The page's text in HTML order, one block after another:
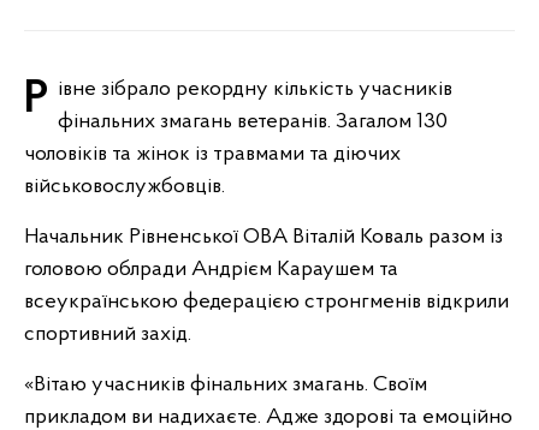
Рівне зібрало рекордну кількість учасників фінальних змагань ветеранів. Загалом 130
чоловіків та жінок із травмами та діючих
військовослужбовців.
Начальник Рівненської ОВА Віталій Коваль разом із
головою облради Андрієм Караушем та
всеукраїнською федерацією стронгменів відкрили
спортивний захід.
«Вітаю учасників фінальних змагань. Своїм
прикладом ви надихаєте. Адже здорові та емоційно